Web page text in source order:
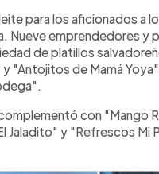
para los aficionados a
Nueve emprendedores y
de platillos
"Antojitos de Mamá
con "Mango
Jaladito" y "Refrescos Mi